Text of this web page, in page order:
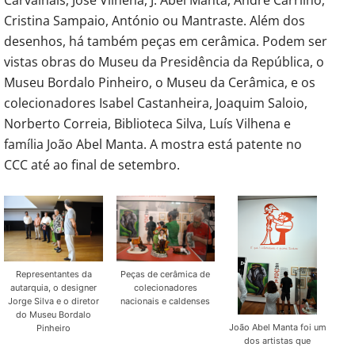
Cristina Sampaio, António ou Mantraste. Além dos
desenhos, há também peças em cerâmica. Podem ser
vistas obras do Museu da Presidência da República, o
Museu Bordalo Pinheiro, o Museu da Cerâmica, e os
colecionadores Isabel Castanheira, Joaquim Saloio,
Norberto Correia, Biblioteca Silva, Luís Vilhena e
família João Abel Manta. A mostra está patente no
CCC até ao final de setembro.
Representantes da
autarquia, o designer
Jorge Silva e o diretor
do Museu Bordalo
Pinheiro
Peças de cerâmica de
colecionadores
nacionais e caldenses
João Abel Manta foi um
dos artistas que